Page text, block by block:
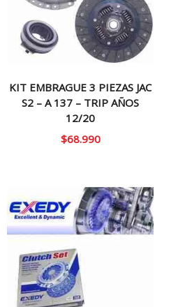
KIT EMBRAGUE 3 PIEZAS JAC
S2 – A 137 – TRIP AÑOS
12/20
$68.990